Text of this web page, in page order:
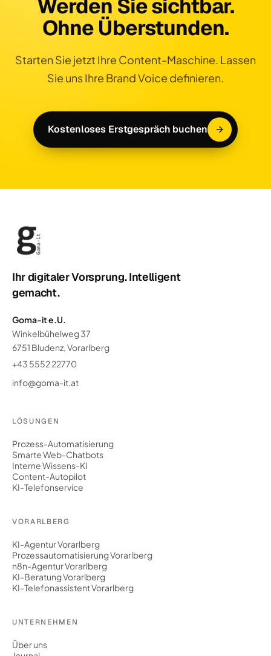
Werden Sie sichtbar.
Ohne Überstunden.
Starten Sie jetzt Ihre Content-Maschine. Lassen
Sie uns Ihre Brand Voice definieren.
Kostenloses Erstgespräch buchen
Ihr digitaler Vorsprung. Intelligent
gemacht.
Goma-it e.U.
Winkelbühelweg 37
6751 Bludenz, Vorarlberg
+43 5552 22770
info@goma-it.at
LÖSUNGEN
Prozess-Automatisierung
Smarte Web-Chatbots
Interne Wissens-KI
Content-Autopilot
KI-Telefonservice
VORARLBERG
KI-Agentur Vorarlberg
Prozessautomatisierung Vorarlberg
n8n-Agentur Vorarlberg
KI-Beratung Vorarlberg
KI-Telefonassistent Vorarlberg
UNTERNEHMEN
Über uns